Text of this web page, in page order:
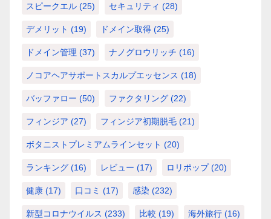
スピークエル (25) セキュリティ (28)
デメリット (19) ドメイン取得 (25)
ドメイン管理 (37) ナノグロウリッチ (16)
ノコアヘアサポートスカルプエッセンス (18)
バッファロー (50) ファクタリング (22)
フィンジア (27) フィンジア初期脱毛 (21)
ボタニストプレミアムラインセット (20)
ランキング (16) レビュー (17) ロリポップ(20)
健康 (17) 口コミ (17) 感染 (232)
新型コロナウイルス (233) 比較 (19) 海外旅行 (16)